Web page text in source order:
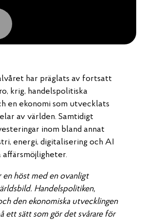
har präglats av fortsatt
krig, handelspolitiska
en ekonomi som utvecklats
av världen. Samtidigt
inom bland annat
energi, digitalisering och AI
affärsmöjligheter.
höst med en ovanligt
Handelspolitiken,
den ekonomiska utvecklingen
ett sätt som gör det svårare för